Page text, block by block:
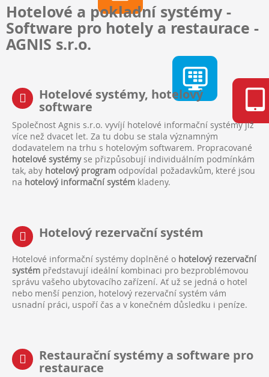
Hotelové a pokladní systémy -
Software pro hotely a restaurace -
AGNIS s.r.o.
Hotelové systémy, hotelový
software
Společnost Agnis s.r.o. vyvíjí hotelové informační systémy již
více než dvacet let. Za tu dobu se stala významným
dodavatelem na trhu s hotelovým softwarem. Propracované
hotelové systémyse přizpůsobují individuálním podmínkám
tak, aby hotelový program odpovídal požadavkům, které jsou
na hotelový informační systém kladeny.
Hotelový rezervační systém
Hotelové informační systémy doplněné o hotelový rezervační
systém představují ideální kombinaci pro bezproblémovou
správu vašeho ubytovacího zařízení. Ať už se jedná o hotel
nebo menší penzion, hotelový rezervační systém vám
usnadní práci, uspoří čas a v konečném důsledku i peníze.
Restaurační systémy a software pro
restaurace